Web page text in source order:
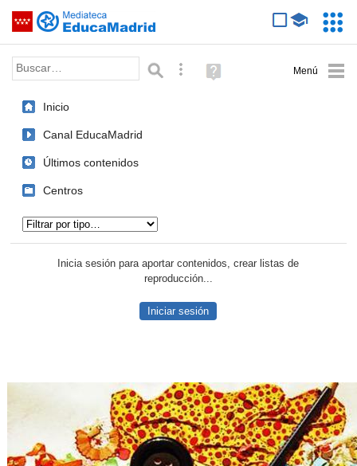
Saltar navegación
Palabra o frase: Búsqueda avanzada
Ayuda
(en
Inicio
Canal EducaMadrid
Últimos contenidos
Centros
Inicia sesión para aportar contenidos, crear listas de
reproducción...
Iniciar sesión